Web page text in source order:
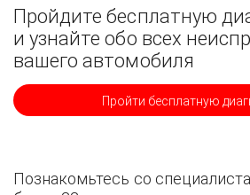
Пройдите бесплатную
и узнайте обо всех
вашего автомобиля
Пройти бесплатную
Познакомьтесь со